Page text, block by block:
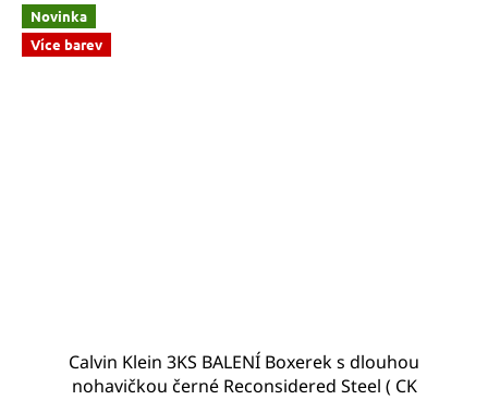
Novinka
Více barev
Calvin Klein 3KS BALENÍ Boxerek s dlouhou
nohavičkou černé Reconsidered Steel ( CK